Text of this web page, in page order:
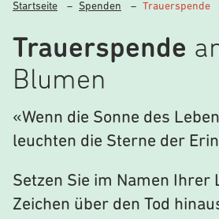
Startseite – Spenden – Trauerspende
Trauerspende
Blumen
«Wenn die Sonne des
leuchten die Sterne der
Setzen Sie im Namen Ihrer
Zeichen über den Tod